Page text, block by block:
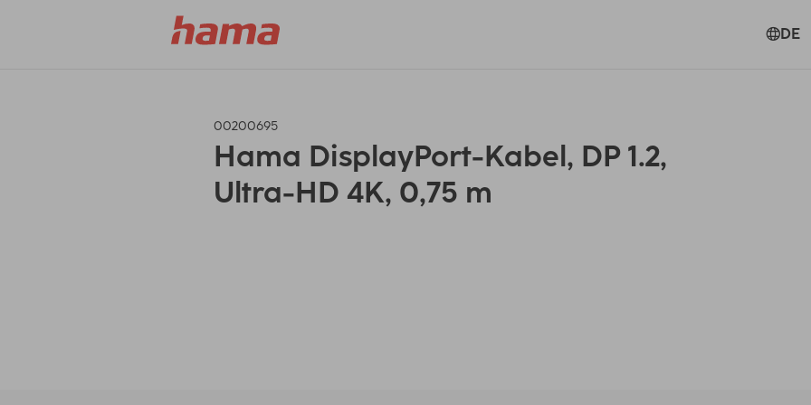
DE
00200695
Hama DisplayPort-Kabel, DP 1.2,
Ultra-HD 4K, 0,75 m